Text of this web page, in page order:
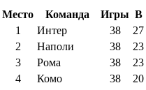
Место Команда Игры В
1
Интер 38 27
2
Наполи 38 23
3
Рома 38 23
4
Комо 38 20